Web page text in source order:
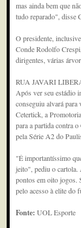
mas ainda bem que
tudo reparado", disse
O presidente,
Conde Rodolfo
dirigentes, várias
RUA JAVARI
Após ver seu estádio
conseguiu alvará
Cetertick, a
para a partida contra
pela Série A2 do
"É importantíssimo
jeito", pediu o cartola.
pontos em oito jogos.
pelo acesso à elite do
Fonte:UOL Esporte